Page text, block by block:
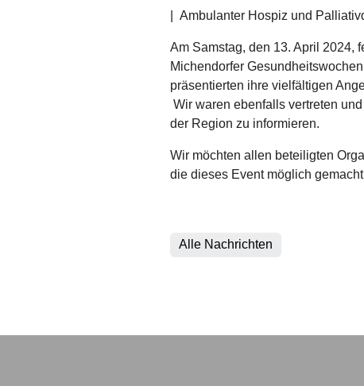
Ambulanter Hospiz und
Am Samstag, den 13. April 2024,
Michendorfer
präsentierten ihre vielfältigen
Wir waren ebenfalls vertreten
der Region zu informieren.
Wir möchten allen beteiligten
die dieses Event möglich
Alle Nachrichten